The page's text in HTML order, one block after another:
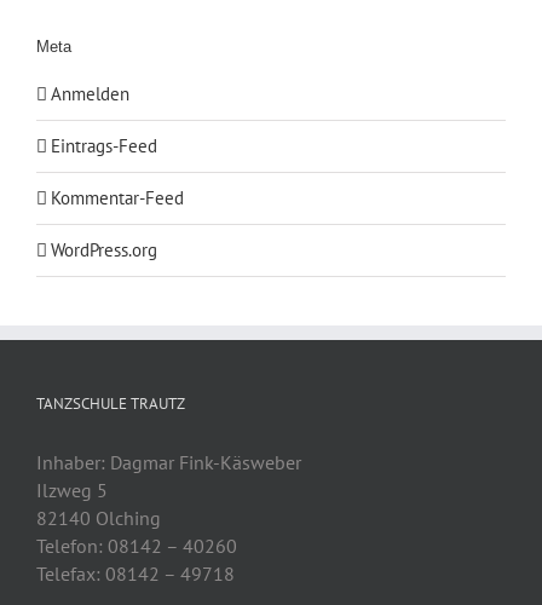
Meta
Anmelden
Eintrags-Feed
Kommentar-Feed
WordPress.org
TANZSCHULE TRAUTZ
Inhaber: Dagmar Fink-Käsweber
Ilzweg 5
82140 Olching
Telefon: 08142 – 40260
Telefax: 08142 – 49718